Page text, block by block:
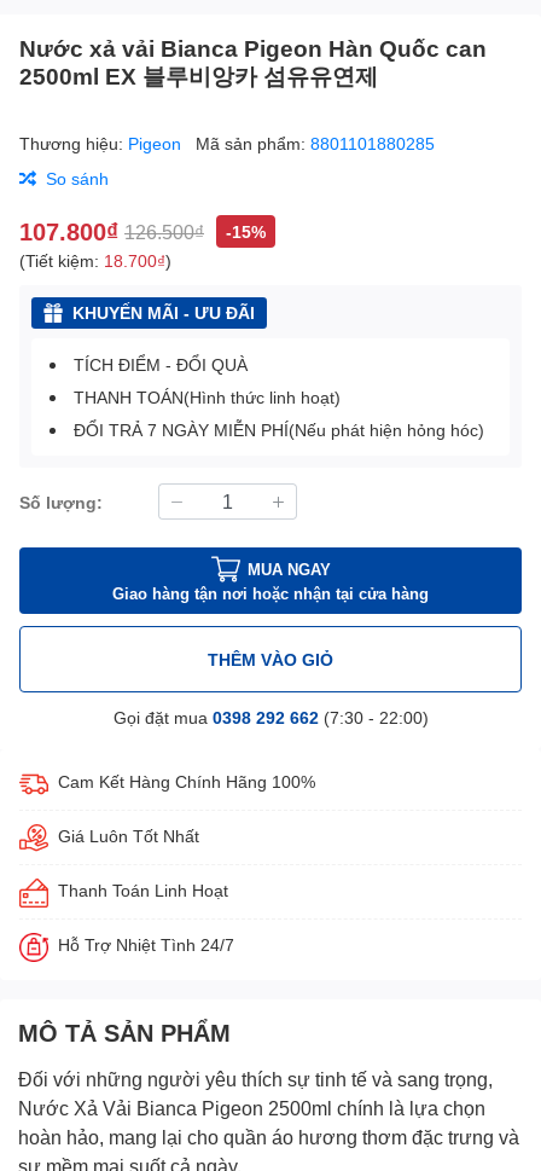
Nước xả vải Bianca Pigeon Hàn Quốc can
2500ml EX 블루비앙카 섬유유연제
Thương hiệu: Pigeon Mã sản phẩm: 8801101880285
So sánh
107.800₫ 126.500₫
-15%
(Tiết kiệm: 18.700₫)
KHUYẾN MÃI - ƯU ĐÃI
TÍCH ĐIỂM - ĐỔI QUÀ
THANH TOÁN(Hình thức linh hoạt)
ĐỔI TRẢ 7 NGÀY MIỄN PHÍ(Nếu phát hiện hỏng hóc)
Số lượng:
MUA NGAY
Giao hàng tận nơi hoặc nhận tại cửa hàng
THÊM VÀO GIỎ
Gọi đặt mua 0398 292 662(7:30 - 22:00)
Cam Kết Hàng Chính Hãng 100%
Giá Luôn Tốt Nhất
Thanh Toán Linh Hoạt
Hỗ Trợ Nhiệt Tình 24/7
MÔ TẢ SẢN PHẨM
Đối với những người yêu thích sự tinh tế và sang trọng,
Nước Xả Vải Bianca Pigeon 2500ml chính là lựa chọn
hoàn hảo, mang lại cho quần áo hương thơm đặc trưng và
sự mềm mại suốt cả ngày.